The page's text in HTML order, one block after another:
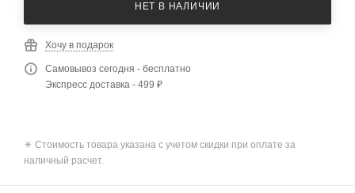
НЕТ В НАЛИЧИИ
Хочу в подарок
Самовывоз сегодня - бесплатно
Экспресс доставка - 499 ₽
✴️ Стоимость товара указана с учетом скидки при оплате за
наличный расчет.